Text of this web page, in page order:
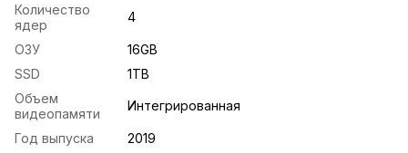
Количество
ядер
4
ОЗУ
16GB
SSD
1TB
Объем
видеопамяти
Интегрированная
Год выпуска
2019